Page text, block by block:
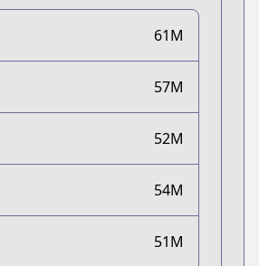
61M
57M
52M
54M
51M